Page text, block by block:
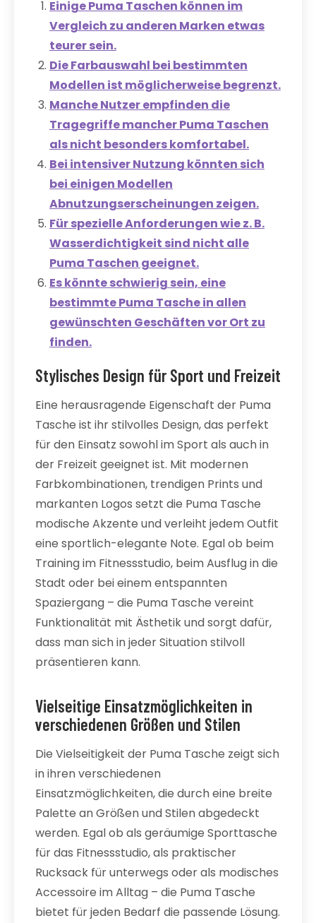
Einige Puma Taschen können im
Vergleich zu anderen Marken etwas
teurer sein.
Die Farbauswahl bei bestimmten
Modellen ist möglicherweise begrenzt.
Manche Nutzer empfinden die
Tragegriffe mancher Puma Taschen
als nicht besonders komfortabel.
Bei intensiver Nutzung könnten sich
bei einigen Modellen
Abnutzungserscheinungen zeigen.
Für spezielle Anforderungen wie z. B.
Wasserdichtigkeit sind nicht alle
Puma Taschen geeignet.
Es könnte schwierig sein, eine
bestimmte Puma Tasche in allen
gewünschten Geschäften vor Ort zu
finden.
Stylisches Design für Sport und Freizeit
Eine herausragende Eigenschaft der Puma
Tasche ist ihr stilvolles Design, das perfekt
für den Einsatz sowohl im Sport als auch in
der Freizeit geeignet ist. Mit modernen
Farbkombinationen, trendigen Prints und
markanten Logos setzt die Puma Tasche
modische Akzente und verleiht jedem Outfit
eine sportlich-elegante Note. Egal ob beim
Training im Fitnessstudio, beim Ausflug in die
Stadt oder bei einem entspannten
Spaziergang – die Puma Tasche vereint
Funktionalität mit Ästhetik und sorgt dafür,
dass man sich in jeder Situation stilvoll
präsentieren kann.
Vielseitige Einsatzmöglichkeiten in
verschiedenen Größen und Stilen
Die Vielseitigkeit der Puma Tasche zeigt sich
in ihren verschiedenen
Einsatzmöglichkeiten, die durch eine breite
Palette an Größen und Stilen abgedeckt
werden. Egal ob als geräumige Sporttasche
für das Fitnessstudio, als praktischer
Rucksack für unterwegs oder als modisches
Accessoire im Alltag – die Puma Tasche
bietet für jeden Bedarf die passende Lösung.